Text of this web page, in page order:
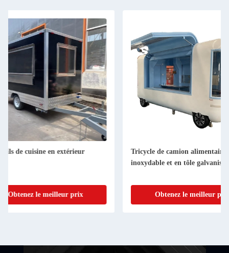
Tricycle de camion alimentaire en acier
inoxydable et en tôle galvanisée peinte
Obtenez le meilleur prix
BLS-S88 110V/
mobile de
Obtenez le